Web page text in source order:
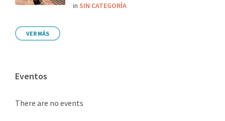
in SIN CATEGORÍA
VER MÁS
Eventos
There are no events